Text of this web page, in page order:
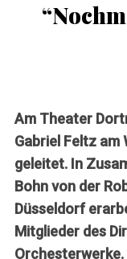
Am Theater
Gabriel Feltz am
geleitet. In
Bohn von der
Düsseldorf
Mitglieder des